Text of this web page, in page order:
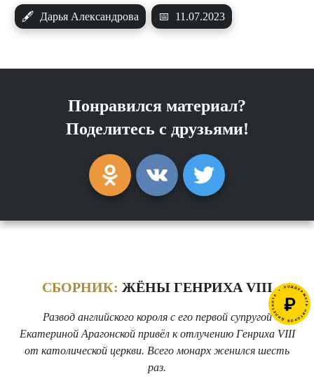
🖋 Дарья Александрова 📅 11.07.2023
Понравился материал?
Поделитесь с друзьями!
СБОРНИК: ЖЁНЫ ГЕНРИХА VIII
Развод английского короля с его первой супругой
Екатериной Арагонской привёл к отлучению Генриха VIII
от католической церкви. Всего монарх женился шесть
раз.